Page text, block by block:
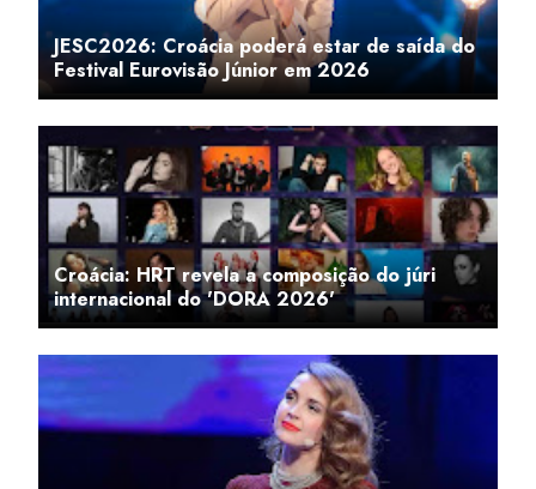
JESC2026: Croácia poderá estar de saída do
Festival Eurovisão Júnior em 2026
Croácia: HRT revela a composição do júri
internacional do 'DORA 2026'